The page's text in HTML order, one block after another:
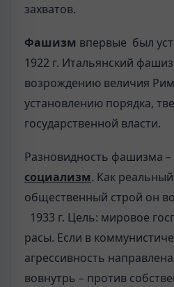
захватов.
Фашизм впервые был
1922 г. Итальянский
возрождению величия
установлению порядка,
государственной власти.
Разновидность фашизма –
социализм. Как
общественный строй он
1933 г. Цель: мировое
расы. Если в
агрессивность
вовнутрь – против